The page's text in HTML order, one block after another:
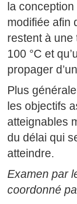
la
modifiée afin
restent à
100 °C et
propager
Plus
les objectifs
atteignables
du délai qui
atteindre.
Examen par
coordonné